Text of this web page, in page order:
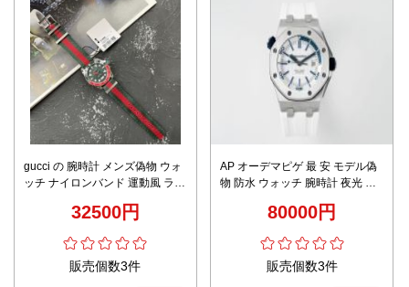
gucci の 腕時計 メンズ偽物 ウォ
ッチ ナイロンバンド 運動風 ラン
32500円
販売個数3件
AP オーデマピゲ 最 安 モデル偽
物 防水 ウォッチ 腕時計 夜光 紳
80000円
販売個数3件